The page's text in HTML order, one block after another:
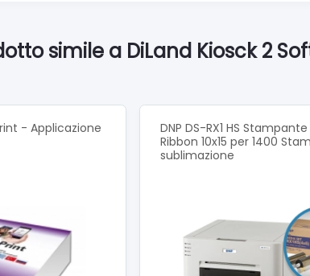
mancanti. Potrebbe essere
simile a DiLand Kiosck 2
- Applicazione
DNP DS-RX1 HS
Ribbon 10x15 per 1400
sublimazione